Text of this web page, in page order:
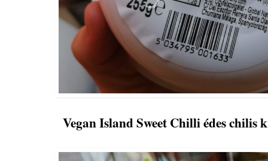
Vegan Island Sweet Chilli édes chilis